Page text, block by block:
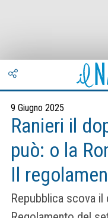
9 Giugno 2025
Ranieri il
può: o la
Il
Repubblica scova il